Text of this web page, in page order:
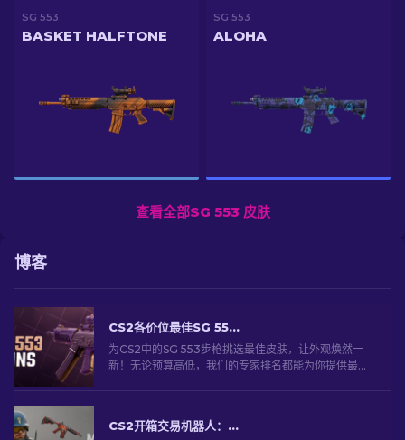
SG 553
BASKET HALFTONE
SG 553
ALOHA
查看全部SG 553 皮肤
博客
CS2各价位最佳SG 553皮肤指南 [2026]
为CS2中的SG 553步枪挑选最佳皮肤，让外观焕然一
新！无论预算高低，我们的专家排名都能为你提供最佳
CS2开箱交易机器人：深入探索